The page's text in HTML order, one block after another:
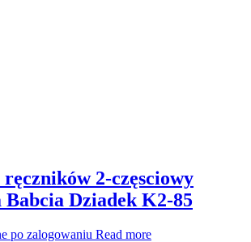
2-częsciowy
Babcia Dziadek K2-85
po zalogowaniu Read more